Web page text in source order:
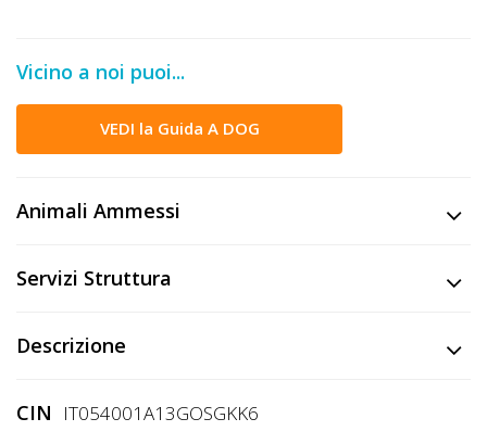
Vicino a noi puoi...
VEDI la Guida A DOG
Animali Ammessi
Servizi Struttura
Descrizione
CIN IT054001A13GOSGKK6